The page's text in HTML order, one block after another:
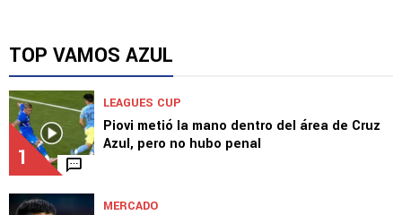
TOP VAMOS AZUL
1
LEAGUES CUP
Piovi metió la mano dentro del área de Cruz
Azul, pero no hubo penal
MERCADO